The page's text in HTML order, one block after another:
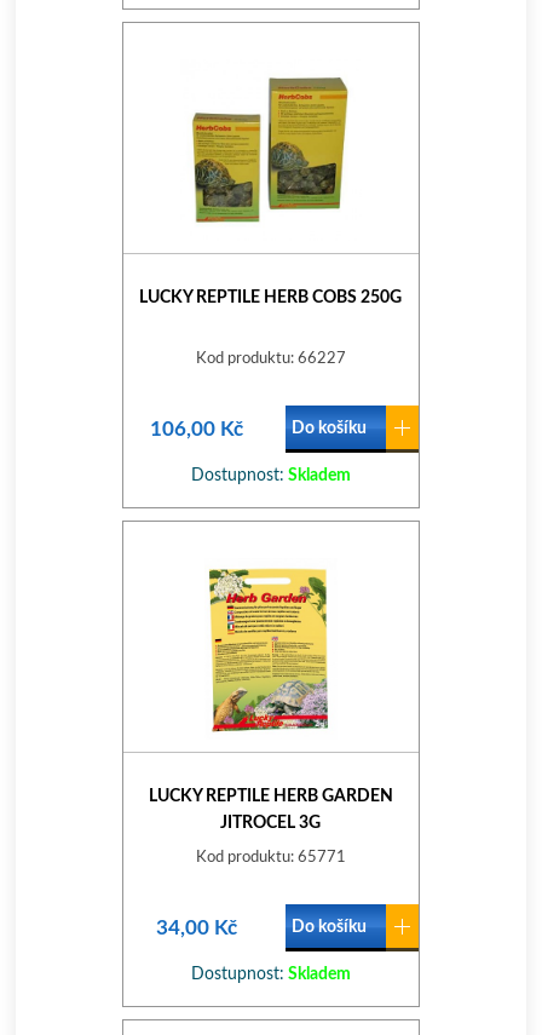
LUCKY REPTILE HERB COBS 250G
Kod produktu: 66227
106,00 Kč Do košíku
Dostupnost: Skladem
LUCKY REPTILE HERB GARDEN
JITROCEL 3G
Kod produktu: 65771
34,00 Kč Do košíku
Dostupnost: Skladem